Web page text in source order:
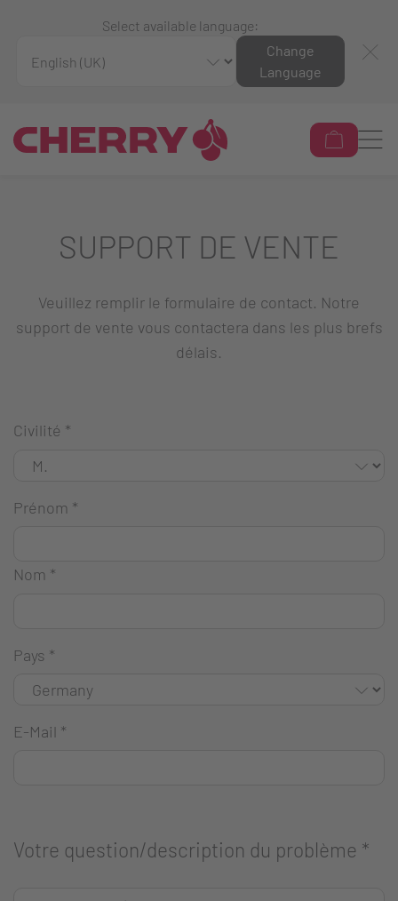
Select available language:
Change
Language
SUPPORT DE VENTE
Veuillez remplir le formulaire de contact. Notre
support de vente vous contactera dans les plus brefs
délais.
Civilité *
Prénom *
Nom *
Pays *
E-Mail *
Votre question/description du problème *